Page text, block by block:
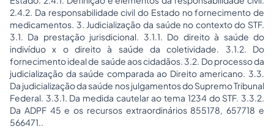
2.4.2. Da responsabilidade civil do Estado no fornecimento de
medicamentos. 3. Judicialização da saúde no contexto do STF.
3.1. Da prestação jurisdicional. 3.1.1. Do direito à saúde do
indivíduo x o direito à saúde da coletividade. 3.1.2. Do
fornecimento ideal de saúde aos cidadãos. 3.2. Do processo da
judicialização da saúde comparada ao Direito americano. 3.3.
Da judicialização da saúde nos julgamentos do Supremo Tribunal
Federal. 3.3.1. Da medida cautelar ao tema 1234 do STF. 3.3.2.
Da ADPF 45 e os recursos extraordinários 855178, 657718 e
566471..